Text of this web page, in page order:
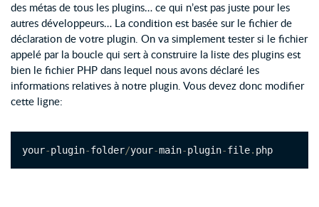
des métas de tous les plugins… ce qui n’est pas juste pour les
autres développeurs… La condition est basée sur le fichier de
déclaration de votre plugin. On va simplement tester si le fichier
appelé par la boucle qui sert à construire la liste des plugins est
bien le fichier PHP dans lequel nous avons déclaré les
informations relatives à notre plugin. Vous devez donc modifier
cette ligne:
your-plugin-folder/your-main-plugin-file. php